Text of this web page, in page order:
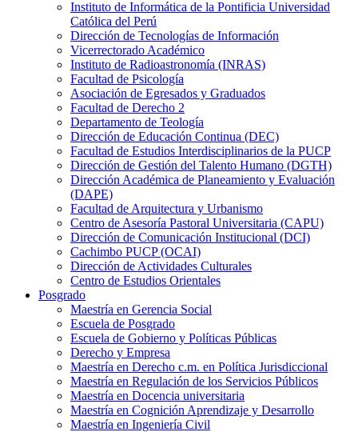
Instituto de Informática de la Pontificia Universidad
Católica del Perú
Dirección de Tecnologías de Información
Vicerrectorado Académico
Instituto de Radioastronomía (INRAS)
Facultad de Psicología
Asociación de Egresados y Graduados
Facultad de Derecho 2
Departamento de Teología
Dirección de Educación Continua (DEC)
Facultad de Estudios Interdisciplinarios de la PUCP
Dirección de Gestión del Talento Humano (DGTH)
Dirección Académica de Planeamiento y Evaluación
(DAPE)
Facultad de Arquitectura y Urbanismo
Centro de Asesoría Pastoral Universitaria (CAPU)
Dirección de Comunicación Institucional (DCI)
Cachimbo PUCP (OCAI)
Dirección de Actividades Culturales
Centro de Estudios Orientales
Posgrado
Maestría en Gerencia Social
Escuela de Posgrado
Escuela de Gobierno y Políticas Públicas
Derecho y Empresa
Maestría en Derecho c.m. en Política Jurisdiccional
Maestría en Regulación de los Servicios Públicos
Maestría en Docencia universitaria
Maestría en Cognición Aprendizaje y Desarrollo
Maestría en Ingeniería Civil